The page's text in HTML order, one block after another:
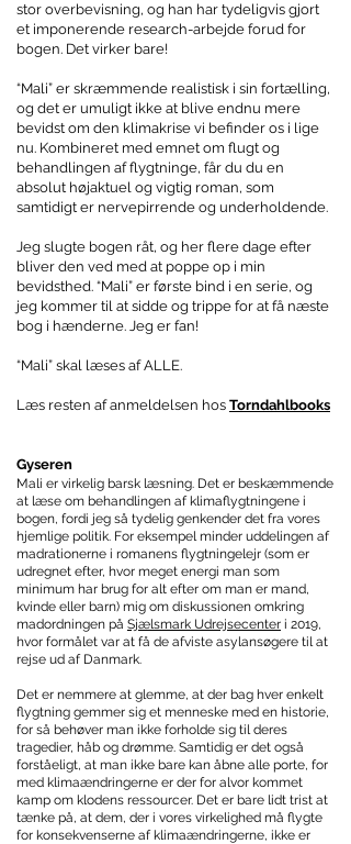
stor overbevisning, og han har tydeligvis gjort
et imponerende research-arbejde forud for
bogen. Det virker bare!
“Mali” er skræmmende realistisk i sin fortælling,
og det er umuligt ikke at blive endnu mere
bevidst om den klimakrise vi befinder os i lige
nu. Kombineret med emnet om flugt og
behandlingen af flygtninge, får du du en
absolut højaktuel og vigtig roman, som
samtidigt er nervepirrende og underholdende.
Jeg slugte bogen råt, og her flere dage efter
bliver den ved med at poppe op i min
bevidsthed. “Mali” er første bind i en serie, og
jeg kommer til at sidde og trippe for at få næste
bog i hænderne. Jeg er fan!
“Mali” skal læses af ALLE.
Læs resten af anmeldelsen hos Torndahlbooks
Gyseren
Mali er virkelig barsk læsning. Det er beskæmmende
at læse om behandlingen af klimaflygtningene i
bogen, fordi jeg så tydelig genkender det fra vores
hjemlige politik. For eksempel minder uddelingen af
madrationerne i romanens flygtningelejr (som er
udregnet efter, hvor meget energi man som
minimum har brug for alt efter om man er mand,
kvinde eller barn) mig om diskussionen omkring
madordningen på Sjælsmark Udrejsecenter i 2019,
hvor formålet var at få de afviste asylansøgere til at
rejse ud af Danmark.
Det er nemmere at glemme, at der bag hver enkelt
flygtning gemmer sig et menneske med en historie,
for så behøver man ikke forholde sig til deres
tragedier, håb og drømme. Samtidig er det også
forståeligt, at man ikke bare kan åbne alle porte, for
med klimaændringerne er der for alvor kommet
kamp om klodens ressourcer. Det er bare lidt trist at
tænke på, at dem, der i vores virkelighed må flygte
for konsekvenserne af klimaændringerne, ikke er